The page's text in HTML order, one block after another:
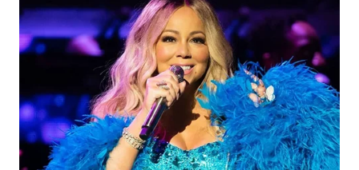
WN
LANGKAT
TAPANULI
SELATAN
WN